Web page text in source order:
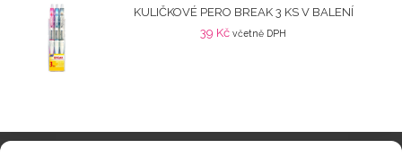
KULIČKOVÉ PERO BREAK 3 KS V BALENÍ
39 Kč včetně DPH